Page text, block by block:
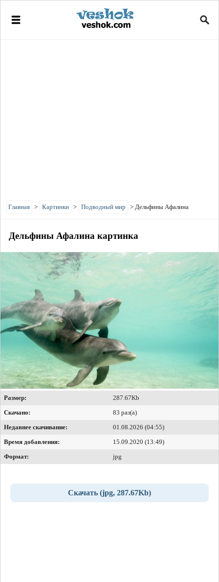
Главная > Картинки > Подводный мир > Дельфины Афалина
Дельфины Афалина картинка
Размер:
287.67Kb
Скачано:
83 раз(а)
Недавнее скачивание:
01.08.2026 (04:55)
Время добавления:
15.09.2020 (13:49)
Формат:
jpg
Скачать (jpg, 287.67Kb)